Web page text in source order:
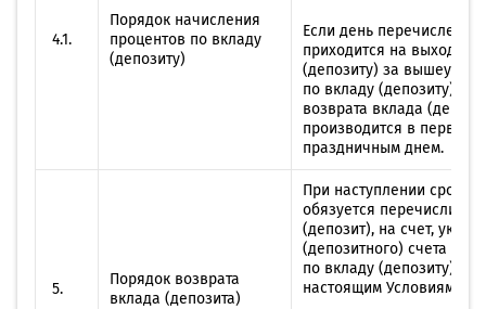
4.1.
Порядок начисления
процентов по вкладу
(депозиту)
Если день
приходится на
(депозиту) за
по вкладу (депозиту) в
возврата вклада
производится в первый
праздничным днем.
5.
Порядок возврата
вклада (депозита)
При наступлении срока
обязуется перечислить
(депозит), на счет,
(депозитного) счета
по вкладу (депозиту)),
настоящим Условиям.